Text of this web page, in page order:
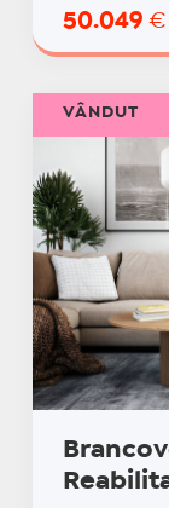
50.049 €
VÂNDUT